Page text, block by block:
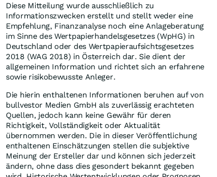
Diese Mitteilung wurde ausschließlich zu
Informationszwecken erstellt und stellt weder eine
Empfehlung, Finanzanalyse noch eine Anlageberatung
im Sinne des Wertpapierhandelsgesetzes (WpHG) in
Deutschland oder des Wertpapieraufsichtsgesetzes
2018 (WAG 2018) in Österreich dar. Sie dient der
allgemeinen Information und richtet sich an erfahrene
sowie risikobewusste Anleger.
Die hierin enthaltenen Informationen beruhen auf von
bullvestor Medien GmbH als zuverlässig erachteten
Quellen, jedoch kann keine Gewähr für deren
Richtigkeit, Vollständigkeit oder Aktualität
übernommen werden. Die in dieser Veröffentlichung
enthaltenen Einschätzungen stellen die subjektive
Meinung der Ersteller dar und können sich jederzeit
ändern, ohne dass dies gesondert bekannt gegeben